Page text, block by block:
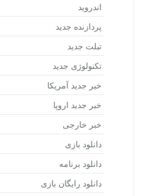
اندروید
پردازنده جدید
تبلت جدید
تکنولوژی جدید
خبر جدید آمریکا
خبر جدید اروپا
خبر خارجی
دانلود بازی
دانلود برنامه
دانلود رایگان بازی